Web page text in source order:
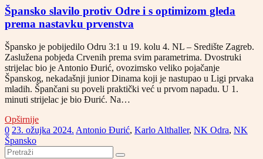
Špansko slavilo protiv Odre i s optimizom gleda
prema nastavku prvenstva
Špansko je pobijedilo Odru 3:1 u 19. kolu 4. NL – Središte Zagreb.
Zaslužena pobjeda Crvenih prema svim parametrima. Dvostruki
strijelac bio je Antonio Đurić, ovozimsko veliko pojačanje
Španskog, nekadašnji junior Dinama koji je nastupao u Ligi prvaka
mladih. Špančani su poveli praktički već u prvom napadu. U 1.
minuti strijelac je bio Đurić. Na…
Opširnije
0 23. ožujka 2024. Antonio Đurić, Karlo Althaller, NK Odra, NK
Špansko